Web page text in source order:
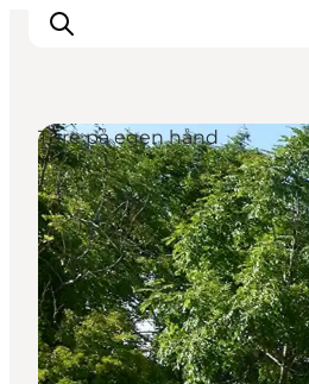
Oplevelser
I naturen
For børn
Kultur
Gastronomi
Planlæg din ferie
Ture på egen hånd